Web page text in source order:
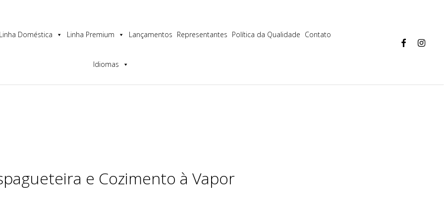
a melhor experiência no nosso site.
Linha Doméstica Linha Premium Lançamentos Representantes Política da Qualidade Contato
Idiomas
facebookinstagram
e Cozimento à Vapor